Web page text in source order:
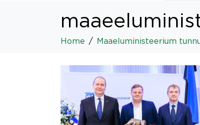
Home Maaeluministeerium